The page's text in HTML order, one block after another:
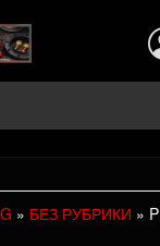
» БЕЗ РУБРИКИ »